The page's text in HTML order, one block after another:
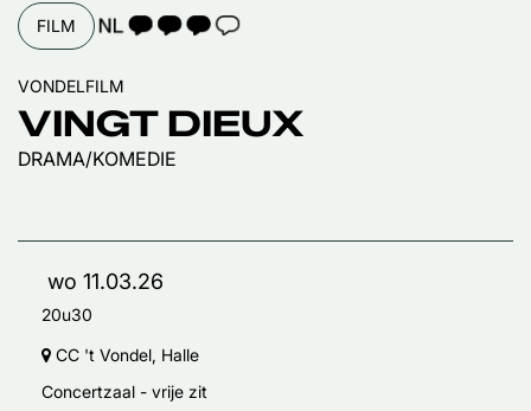
FILM TAALICOON 3
VINGT DIEUX
DRAMA/KOMEDIE
VONDELFILM
wo 11.03.26
20u30
CC 't Vondel, Halle
Concertzaal - vrije zit